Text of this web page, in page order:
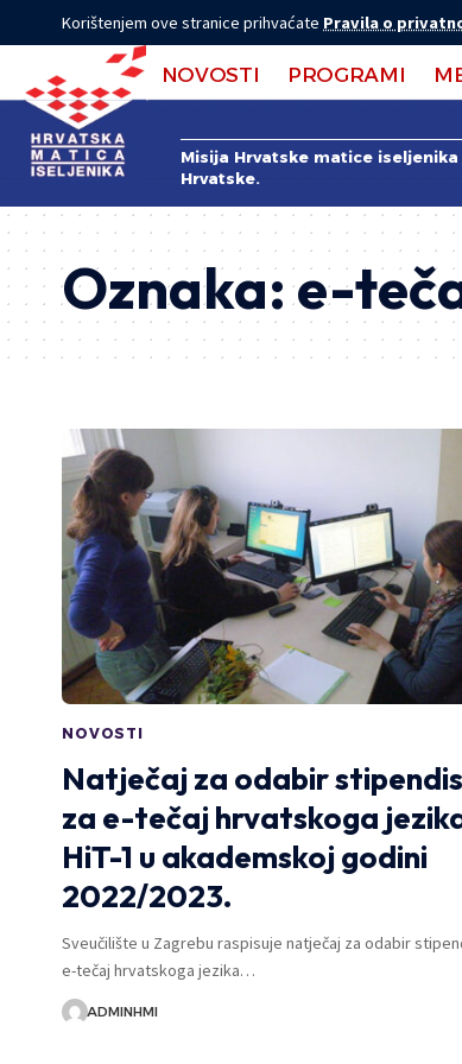
Korištenjem ove stranice prihvaćate Pravila o
NOVOSTI PROGRAMI
Misija Hrvatske matice
Hrvatske.
Oznaka:e-
NOVOSTI
Natječaj za odabir
za e-tečaj hrvatskoga
HiT-1 u akademskoj godini
2022/2023.
Sveučilište u Zagrebu raspisuje natječaj za odabir
e-tečaj hrvatskoga jezika…
ADMINHMI